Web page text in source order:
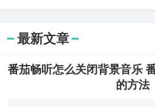
欢的车
最新文章
番茄畅听怎么关闭背景音乐
的方法